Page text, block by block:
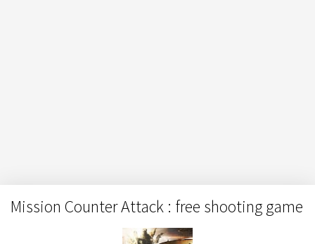
Mission Counter Attack : free shooting game